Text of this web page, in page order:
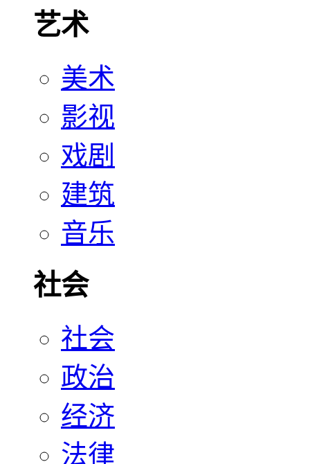
艺术
美术
影视
戏剧
建筑
音乐
社会
社会
政治
经济
法律